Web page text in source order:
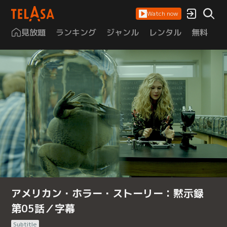
Watch now
見放題 ランキング ジャンル レンタル 無料
アメリカン・ホラー・ストーリー：黙示録
第05話／字幕
Subtitle